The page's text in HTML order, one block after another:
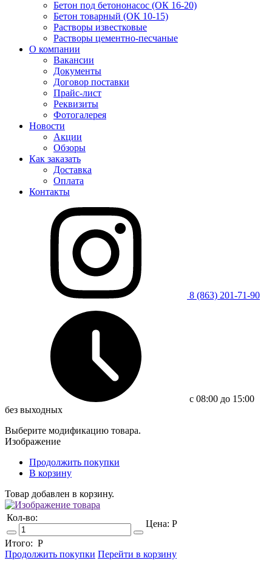
Бетон под бетононасос (ОК 16-20)
Бетон товарный (ОК 10-15)
Растворы известковые
Растворы цементно-песчаные
О компании
Вакансии
Документы
Договор поставки
Прайс-лист
Реквизиты
Фотогалерея
Новости
Акции
Обзоры
Как заказать
Доставка
Оплата
Контакты
8 (863) 201-71-90
c 08:00 до 15:00
без выходных
Выберите модификацию товара.
Изображение
Продолжить покупки
В корзину
Товар добавлен в корзину.
Кол-во:
Цена: Р
Итого: Р
Продолжить покупки Перейти в корзину